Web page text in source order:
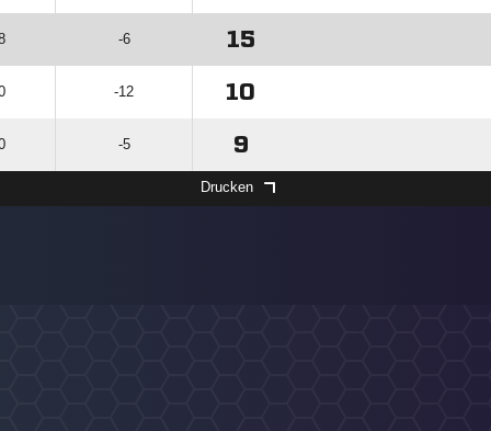
-6 15
-12 10
-5 9
Drucken